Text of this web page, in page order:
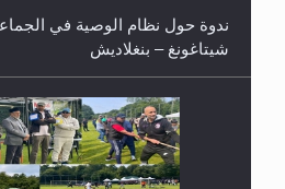
ندوة حول نظام الوصية في
شيتاغونغ – بنغلاديش